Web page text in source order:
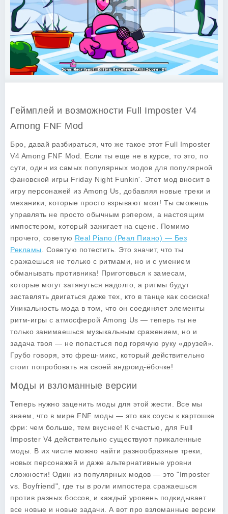
Геймплей и возможности Full Imposter V4
Among FNF Mod
Бро, давай разбираться, что же такое этот Full Imposter
V4 Among FNF Mod . Если ты еще не в курсе, то это, по
сути, один из самых популярных модов для популярной
фановской игры Friday Night Funkin'. Этот мод вносит в
игру персонажей из Among Us, добавляя новые треки и
механики, которые просто взрывают мозг! Ты сможешь
управлять не просто обычным рэпером, а настоящим
импостером, который зажигает на сцене. Помимо
прочего, советую Real Piano (Реал Пиано) — Без
Рекламы . Советую потестить. Это значит, что ты
сражаешься не только с ритмами, но и с умением
обманывать противника! Приготовься к замесам,
которые могут затянуться надолго, а ритмы будут
заставлять двигаться даже тех, кто в танце как сосиска!
Уникальность мода в том, что он соединяет элементы
ритм-игры с атмосферой Among Us — теперь ты не
только занимаешься музыкальным сражением, но и
задача твоя — не попасться под горячую руку «друзей».
Грубо говоря, это фреш-микс, который действительно
стоит попробовать на своей андроид-ёбочке!
Моды и взломанные версии
Теперь нужно заценить моды для этой жести. Все мы
знаем, что в мире FNF моды — это как соусы к картошке
фри: чем больше, тем вкуснее! К счастью, для Full
Imposter V4 действительно существуют прикаленные
моды. В их числе можно найти разнообразные треки,
новых персонажей и даже альтернативные уровни
сложности! Один из популярных модов — это "Imposter
vs. Boyfriend", где ты в роли импостера сражаешься
против разных боссов, и каждый уровень подкидывает
все новые и новые задачи. А вот про взломанные версии